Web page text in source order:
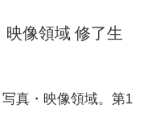
像領域 修了生
真・映像領域。第1